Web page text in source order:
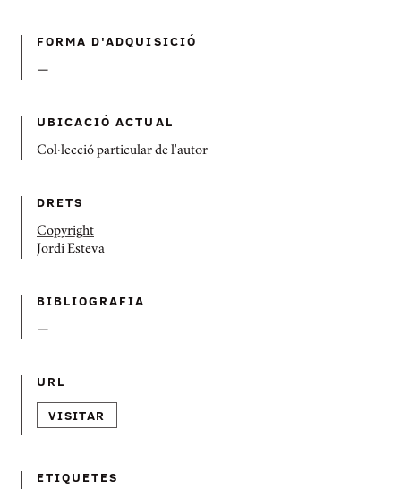
FORMA D'ADQUISICIÓ
—
UBICACIÓ ACTUAL
Col·lecció particular de l'autor
DRETS
Copyright
Jordi Esteva
BIBLIOGRAFIA
—
URL
VISITAR
ETIQUETES